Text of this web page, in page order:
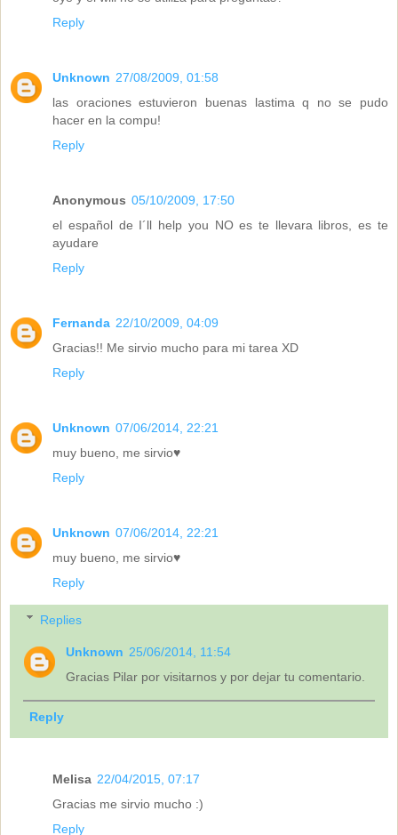
Reply
Unknown 27/08/2009, 01:58
las oraciones estuvieron buenas lastima q no se pudo
hacer en la compu!
Reply
Anonymous 05/10/2009, 17:50
el español de I´ll help you NO es te llevara libros, es te
ayudare
Reply
Fernanda 22/10/2009, 04:09
Gracias!! Me sirvio mucho para mi tarea XD
Reply
Unknown 07/06/2014, 22:21
muy bueno, me sirvio♥
Reply
Unknown 07/06/2014, 22:21
muy bueno, me sirvio♥
Reply
Replies
Unknown 25/06/2014, 11:54
Gracias Pilar por visitarnos y por dejar tu comentario.
Reply
Melisa 22/04/2015, 07:17
Gracias me sirvio mucho :)
Reply